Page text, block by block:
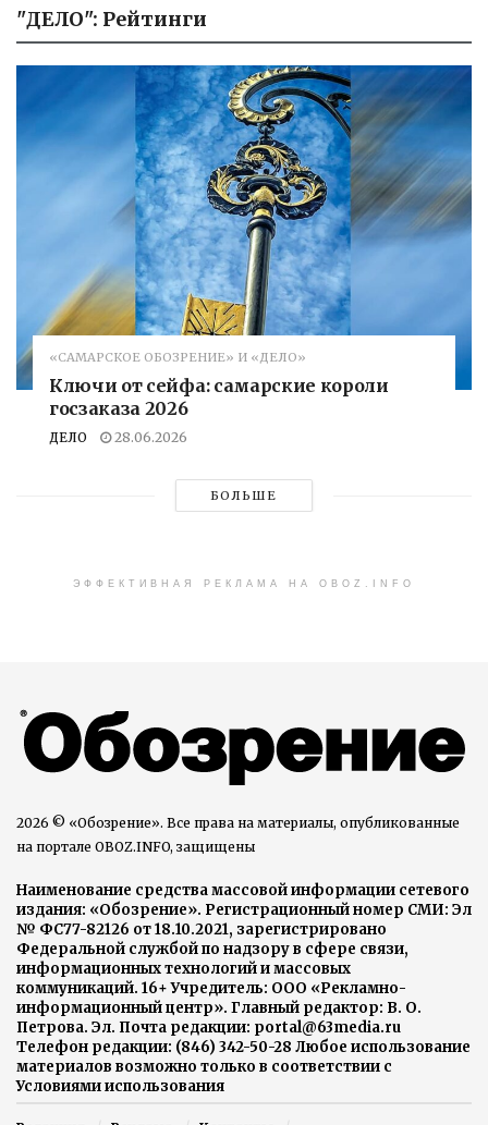
"ДЕЛО": Рейтинги
«САМАРСКОЕ ОБОЗРЕНИЕ» И «ДЕЛО»
Ключи от сейфа: самарские короли
госзаказа 2026
ДЕЛО 28.06.2026
БОЛЬШЕ
ЭФФЕКТИВНАЯ РЕКЛАМА НА OBOZ.INFO
2026 © «Обозрение». Все права на материалы, опубликованные
на портале OBOZ.INFO, защищены
Наименование средства массовой информации сетевого
издания: «Обозрение». Регистрационный номер СМИ: Эл
№ ФС77-82126 от 18.10.2021, зарегистрировано
Федеральной службой по надзору в сфере связи,
информационных технологий и массовых
коммуникаций. 16+ Учредитель: ООО «Рекламно-
информационный центр». Главный редактор: В. О.
Петрова. Эл. Почта редакции: portal@63media.ru
Телефон редакции: (846) 342-50-28 Любое использование
материалов возможно только в соответствии с
Условиями использования